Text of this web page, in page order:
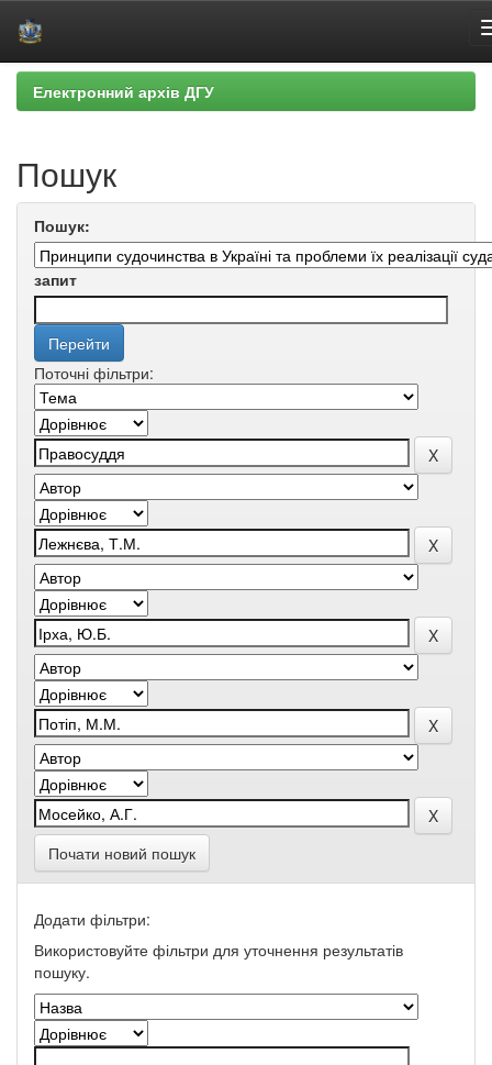
Skip
navigation
Електронний архів ДГУ
Пошук
Пошук:
запит
Поточні фільтри:
Почати новий пошук
Додати фільтри:
Використовуйте фільтри для уточнення результатів
пошуку.